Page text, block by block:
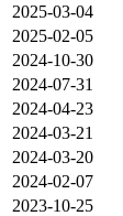
2025-03-04
2025-02-05
2024-10-30
2024-07-31
2024-04-23
2024-03-21
2024-03-20
2024-02-07
2023-10-25